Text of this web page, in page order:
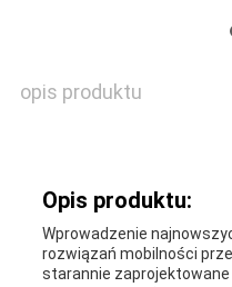
opis produktu
Opis produktu:
Wprowadzenie
rozwiązań mobilności
starannie zaprojektowane